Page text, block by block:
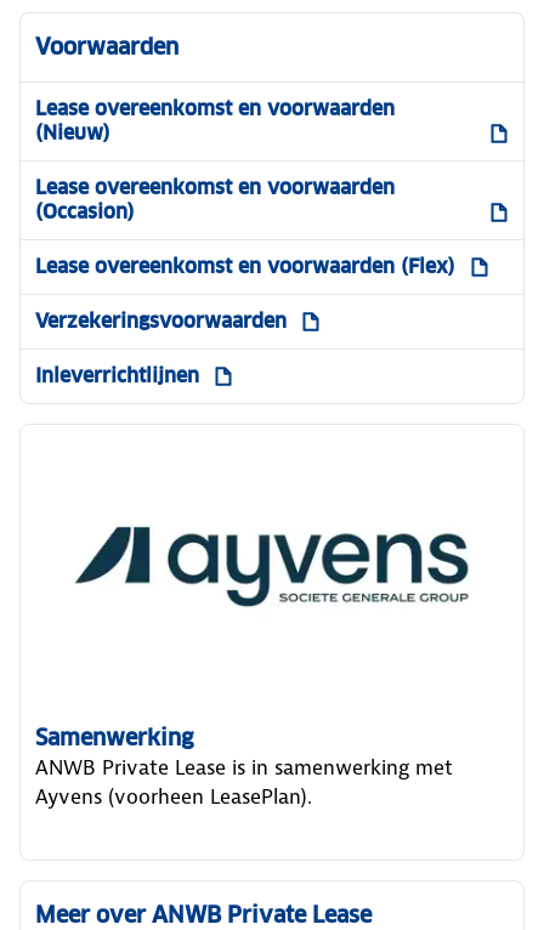
Voorwaarden
Lease overeenkomst en voorwaarden
(Nieuw)
Lease overeenkomst en voorwaarden
(Occasion)
Lease overeenkomst en voorwaarden (Flex)
Verzekeringsvoorwaarden
Inleverrichtlijnen
Samenwerking
ANWB Private Lease is in samenwerking met
Ayvens (voorheen LeasePlan).
Meer over ANWB Private Lease